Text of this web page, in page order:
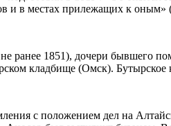
и в местах прилежащих к
1851), дочери бывшего
кладбище (Омск).
с положением дел на